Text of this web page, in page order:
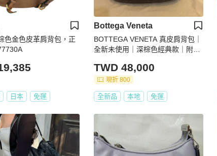
色金色皮革肩背包，正
日本 免運
Bottega Veneta
BOTTEGA VENETA 真皮肩背包｜
全新未使用｜深棕色經典款｜附完
TWD 48,000
現折 800
全新品 本地 免運